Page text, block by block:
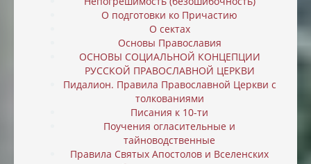
О подготовки ко Причастию
О сектах
Основы Православия
ОСНОВЫ СОЦИАЛЬНОЙ КОНЦЕПЦИИ
РУССКОЙ ПРАВОСЛАВНОЙ ЦЕРКВИ
Пидалион. Правила Православной Церкви с
толкованиями
Писания к 10-ти
Поучения огласительные и
тайноводственные
Правила Святых Апостолов и Вселенских